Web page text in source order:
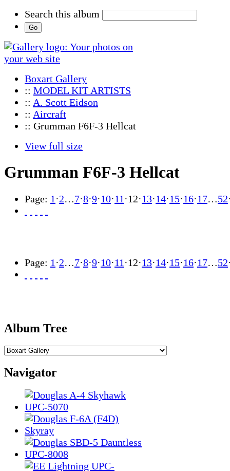
Search this album
Boxart Gallery
:: MODEL KIT ARTISTS
:: A. Scott Eidson
:: Aircraft
:: Grumman F6F-3 Hellcat
View full size
Grumman F6F-3 Hellcat
Page: 1 ·2…7·8·9·10·11 ·12·13·14·15·16·17…52
Page: 1 ·2…7·8·9·10·11 ·12·13·14·15·16·17…52
Album Tree
Navigator